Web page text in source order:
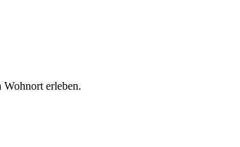
Wohnort erleben.